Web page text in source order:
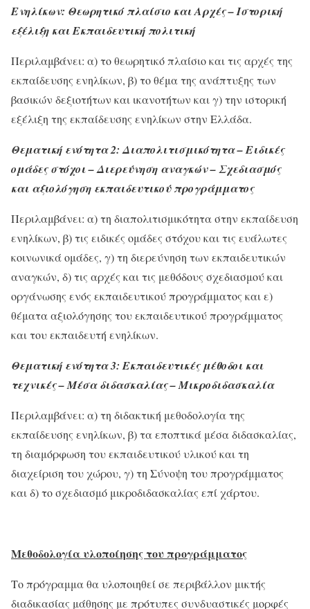
Ενηλίκων: Θεωρητικό πλαίσιο και Αρχές – Ιστορική
εξέλιξη και Εκπαιδευτική πολιτική
Περιλαμβάνει: α) το θεωρητικό πλαίσιο και τις αρχές της
εκπαίδευσης ενηλίκων, β) το θέμα της ανάπτυξης των
βασικών δεξιοτήτων και ικανοτήτων και γ) την ιστορική
εξέλιξη της εκπαίδευσης ενηλίκων στην Ελλάδα.
Θεματική ενότητα 2: Διαπολιτισμικότητα – Ειδικές
ομάδες στόχοι – Διερεύνηση αναγκών – Σχεδιασμός
και αξιολόγηση εκπαιδευτικού προγράμματος
Περιλαμβάνει: α) τη διαπολιτισμικότητα στην εκπαίδευση
ενηλίκων, β) τις ειδικές ομάδες στόχου και τις ευάλωτες
κοινωνικά ομάδες, γ) τη διερεύνηση των εκπαιδευτικών
αναγκών, δ) τις αρχές και τις μεθόδους σχεδιασμού και
οργάνωσης ενός εκπαιδευτικού προγράμματος και ε)
θέματα αξιολόγησης του εκπαιδευτικού προγράμματος
και του εκπαιδευτή ενηλίκων.
Θεματική ενότητα 3: Εκπαιδευτικές μέθοδοι και
τεχνικές – Μέσα διδασκαλίας – Μικροδιδασκαλία
Περιλαμβάνει: α) τη διδακτική μεθοδολογία της
εκπαίδευσης ενηλίκων, β) τα εποπτικά μέσα διδασκαλίας,
τη διαμόρφωση του εκπαιδευτικού υλικού και τη
διαχείριση του χώρου, γ) τη Σύνοψη του προγράμματος
και δ) το σχεδιασμό μικροδιδασκαλίας επί χάρτου.
Μεθοδολογία υλοποίησης του προγράμματος
Το πρόγραμμα θα υλοποιηθεί σε περιβάλλον μικτής
διαδικασίας μάθησης με πρότυπες συνδυαστικές μορφές